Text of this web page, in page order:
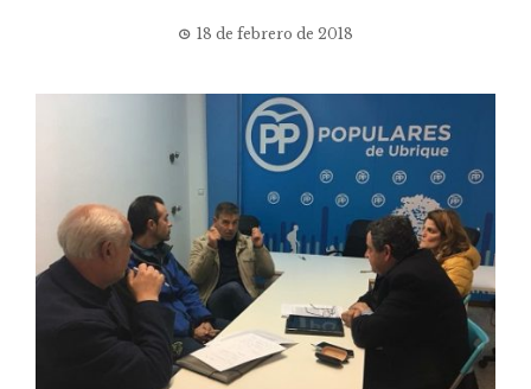
18 de febrero de 2018